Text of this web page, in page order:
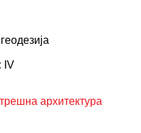
IV
архитектура